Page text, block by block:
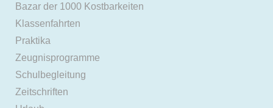
Bazar der 1000 Kostbarkeiten
Klassenfahrten
Praktika
Zeugnisprogramme
Schulbegleitung
Zeitschriften